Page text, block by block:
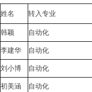
姓名 转入专业
韩颖 自动化
李建华 自动化
刘小博 自动化
初美涵 自动化